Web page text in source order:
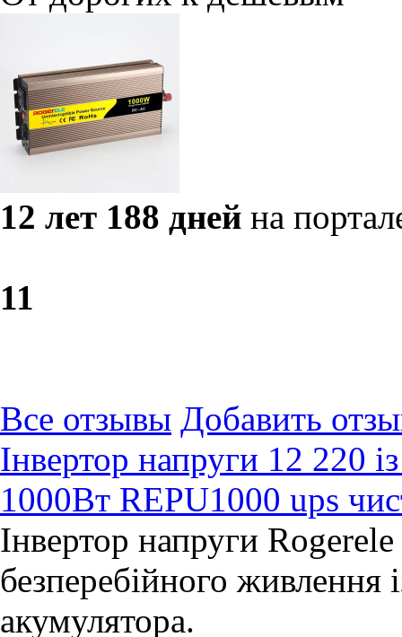
12 лет 188 дней на
11
Все отзывы Добавить
Інвертор напруги 12 220
1000Вт REPU1000 ups
Інвертор напруги
безперебійного живлення
акумулятора.